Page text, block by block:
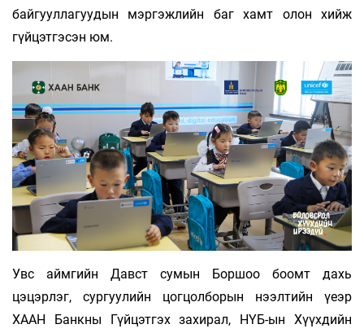
байгууллагуудын мэргэжлийн баг хамт олон хийж
гүйцэтгэсэн юм.
Увс аймгийн Давст сумын Боршоо боомт дахь
цэцэрлэг, сургуулийн цогцолборын нээлтийн үеэр
ХААН Банкны Гүйцэтгэх захирал, НҮБ-ын Хүүхдийн